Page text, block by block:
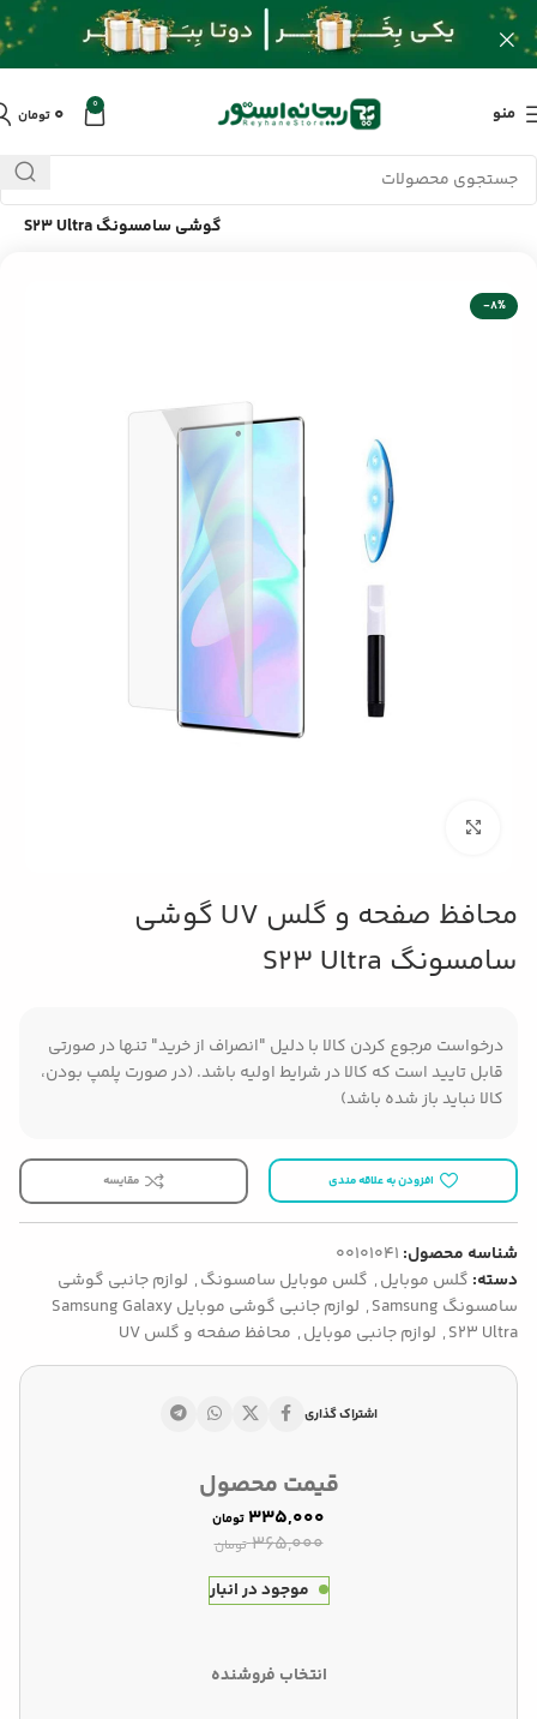
منو 0 ۰ تومان
خانه/محصولات/لوازم جانبی موبایل/
محافظ صفحه و گلس UV
گوشی سامسونگ S23 Ultra
-8%
محافظ صفحه و گلس UV گوشی
سامسونگ S23 Ultra
درخواست مرجوع کردن کالا با دلیل "انصراف از خرید" تنها در صورتی
قابل تایید است که کالا در شرایط اولیه باشد. (در صورت پلمپ بودن،
کالا نباید باز شده باشد)
افزودن به علاقه مندی مقایسه
شناسه محصول: 00101041
دسته: گلس موبایل, گلس موبایل سامسونگ, لوازم جانبی گوشی
سامسونگ Samsung
,
لوازم جانبی گوشی موبایل Samsung Galaxy
S23 Ultra
, لوازم جانبی موبایل, محافظ صفحه و گلس UV
اشتراک گذاری
قیمت محصول
۳۶۵,۰۰۰ تومان
۳۳۵,۰۰۰تومان
موجود در انبار
انتخاب فروشنده